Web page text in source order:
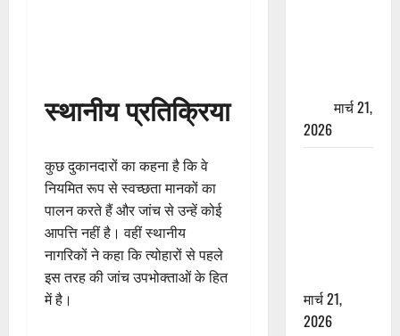
स्थानीय प्रतिक्रिया
कुछ दुकानदारों का कहना है कि वे
नियमित रूप से स्वच्छता मानकों का
पालन करते हैं और जांच से उन्हें कोई
आपत्ति नहीं है। वहीं स्थानीय
नागरिकों ने कहा कि त्योहारों से पहले
इस तरह की जांच उपभोक्ताओं के हित
में है।
मार्च 21,
2026
मार्च 21,
2026